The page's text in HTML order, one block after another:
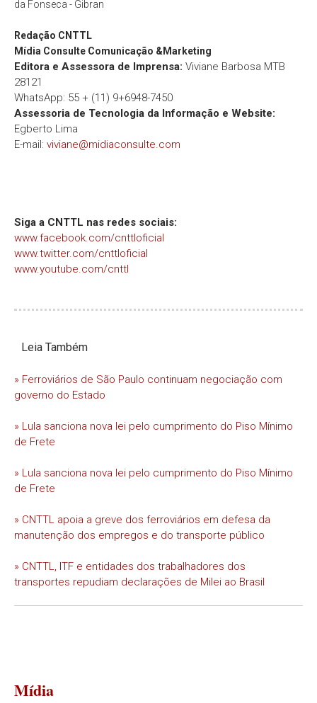
da Fonseca - Gibran
Redação CNTTL
Mídia Consulte Comunicação &Marketing
Editora e Assessora de Imprensa: Viviane Barbosa MTB
28121
WhatsApp: 55 + (11) 9+6948-7450
Assessoria de Tecnologia da Informação e Website:
Egberto Lima
E-mail: viviane@midiaconsulte.com
Siga a CNTTL nas redes sociais:
www.facebook.com/cnttloficial
www.twitter.com/cnttloficial
www.youtube.com/cnttl
Leia Também
» Ferroviários de São Paulo continuam negociação com
governo do Estado
» Lula sanciona nova lei pelo cumprimento do Piso Mínimo
de Frete
» Lula sanciona nova lei pelo cumprimento do Piso Mínimo
de Frete
» CNTTL apoia a greve dos ferroviários em defesa da
manutenção dos empregos e do transporte público
» CNTTL, ITF e entidades dos trabalhadores dos
transportes repudiam declarações de Milei ao Brasil
Mídia